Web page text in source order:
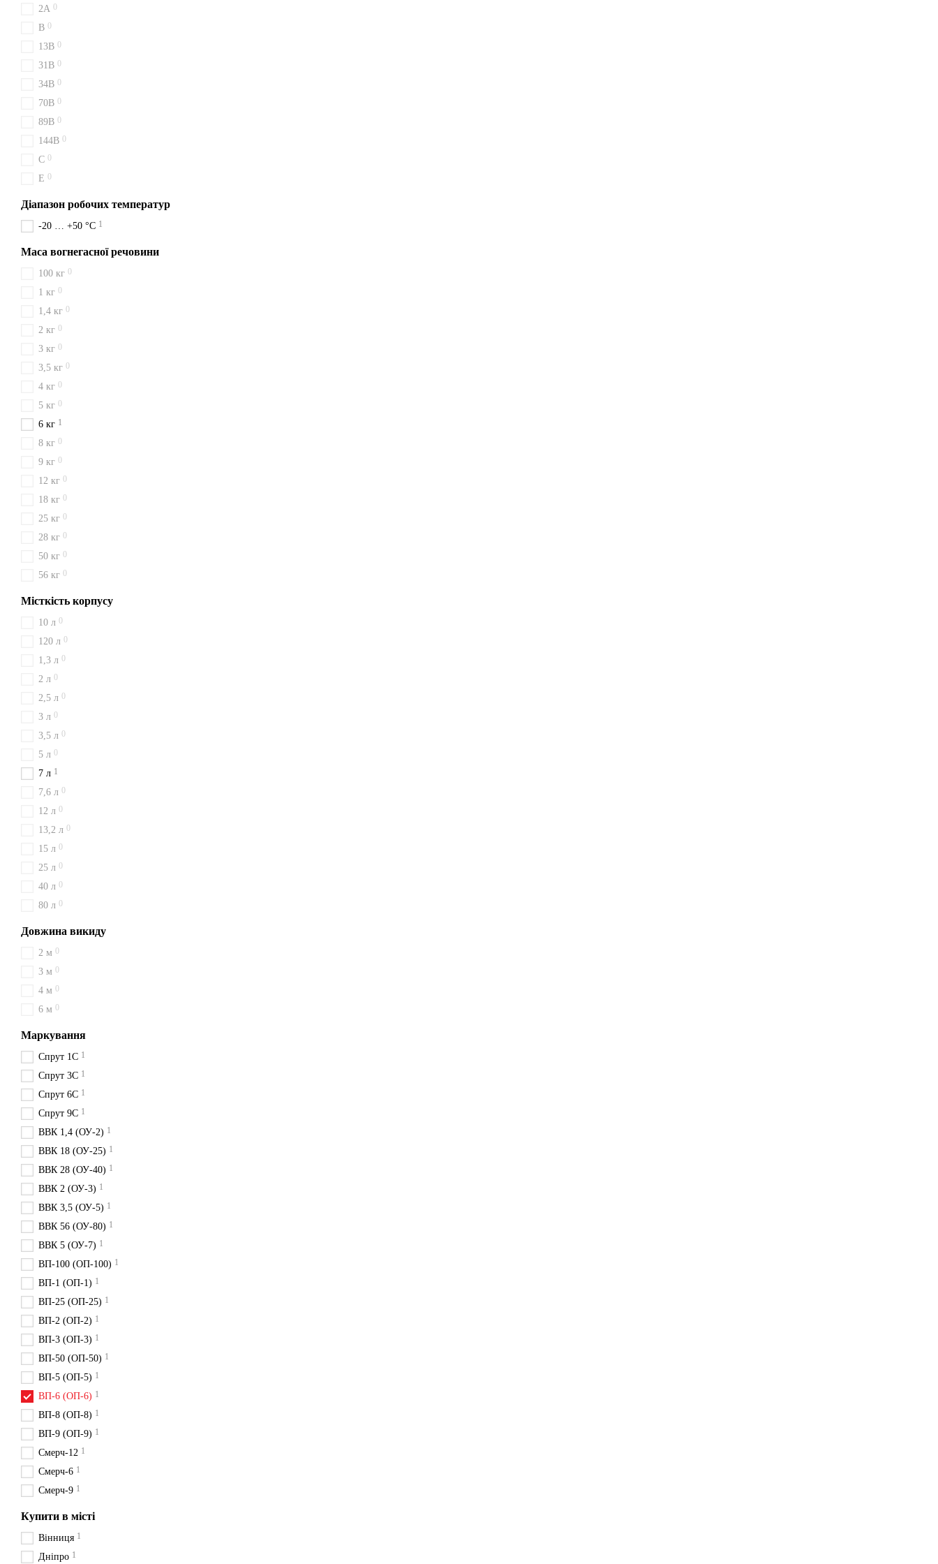
2A 0
B 0
13B 0
31B 0
34B 0
70B 0
89B 0
144B 0
C 0
E 0
Діапазон робочих температур
-20 … +50 °C 1
Маса вогнегасної речовини
100 кг 0
1 кг 0
1,4 кг 0
2 кг 0
3 кг 0
3,5 кг 0
4 кг 0
5 кг 0
6 кг 1
8 кг 0
9 кг 0
12 кг 0
18 кг 0
25 кг 0
28 кг 0
50 кг 0
56 кг 0
Місткість корпусу
10 л 0
120 л 0
1,3 л 0
2 л 0
2,5 л 0
3 л 0
3,5 л 0
5 л 0
7 л 1
7,6 л 0
12 л 0
13,2 л 0
15 л 0
25 л 0
40 л 0
80 л 0
Довжина викиду
2 м 0
3 м 0
4 м 0
6 м 0
Маркування
Спрут 1С 1
Спрут 3С 1
Спрут 6С 1
Спрут 9С 1
ВВК 1,4 (ОУ-2) 1
ВВК 18 (ОУ-25) 1
ВВК 28 (ОУ-40) 1
ВВК 2 (ОУ-3) 1
ВВК 3,5 (ОУ-5) 1
ВВК 56 (ОУ-80) 1
ВВК 5 (ОУ-7) 1
ВП-100 (ОП-100) 1
ВП-1 (ОП-1) 1
ВП-25 (ОП-25) 1
ВП-2 (ОП-2) 1
ВП-3 (ОП-3) 1
ВП-50 (ОП-50) 1
ВП-5 (ОП-5) 1
ВП-6 (ОП-6) 1
ВП-8 (ОП-8) 1
ВП-9 (ОП-9) 1
Смерч-12 1
Смерч-6 1
Смерч-9 1
Купити в місті
Вінниця 1
Дніпро 1